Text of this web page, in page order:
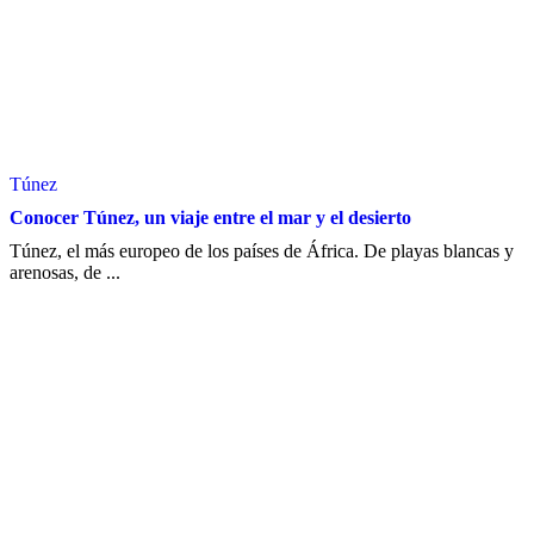
Túnez
Conocer Túnez, un viaje entre el mar y el desierto
Túnez, el más europeo de los países de África. De playas blancas y
arenosas, de ...